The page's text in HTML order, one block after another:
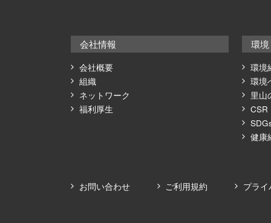
会社情報
会社概要
組織
ネットワーク
福利厚生
環
環境
環境
里山
CSR
健康
お問い合わせ ご利用規約 プラ